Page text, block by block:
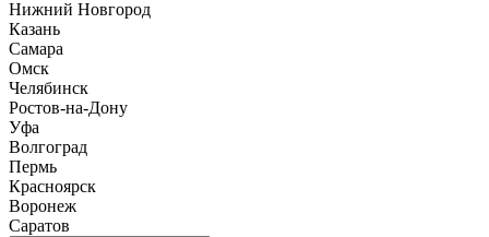
Нижний Новгород
Казань
Самара
Омск
Челябинск
Ростов-на-Дону
Уфа
Волгоград
Пермь
Красноярск
Воронеж
Саратов